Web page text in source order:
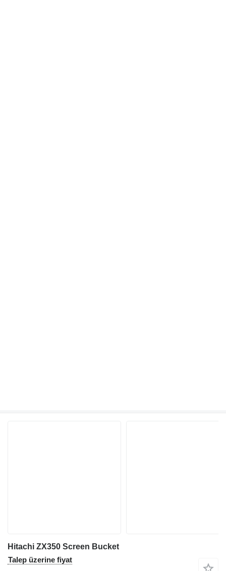
Hitachi ZX350 Screen Bucket
Talep üzerine fiyat